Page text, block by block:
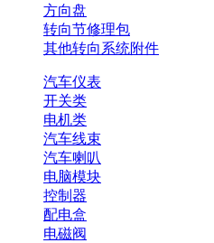
方向盘
转向节修理包
其他转向系统附件
汽车仪表
开关类
电机类
汽车线束
汽车喇叭
电脑模块
控制器
配电盒
电磁阀